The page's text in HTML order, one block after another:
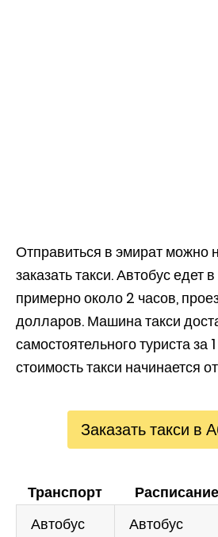
Отправиться в эмират можно
заказать такси. Автобус едет
примерно около 2 часов,
долларов. Машина такси
самостоятельного туриста за
стоимость такси начинается
Заказать такси в
Транспорт Расписание
Автобус
Автобус